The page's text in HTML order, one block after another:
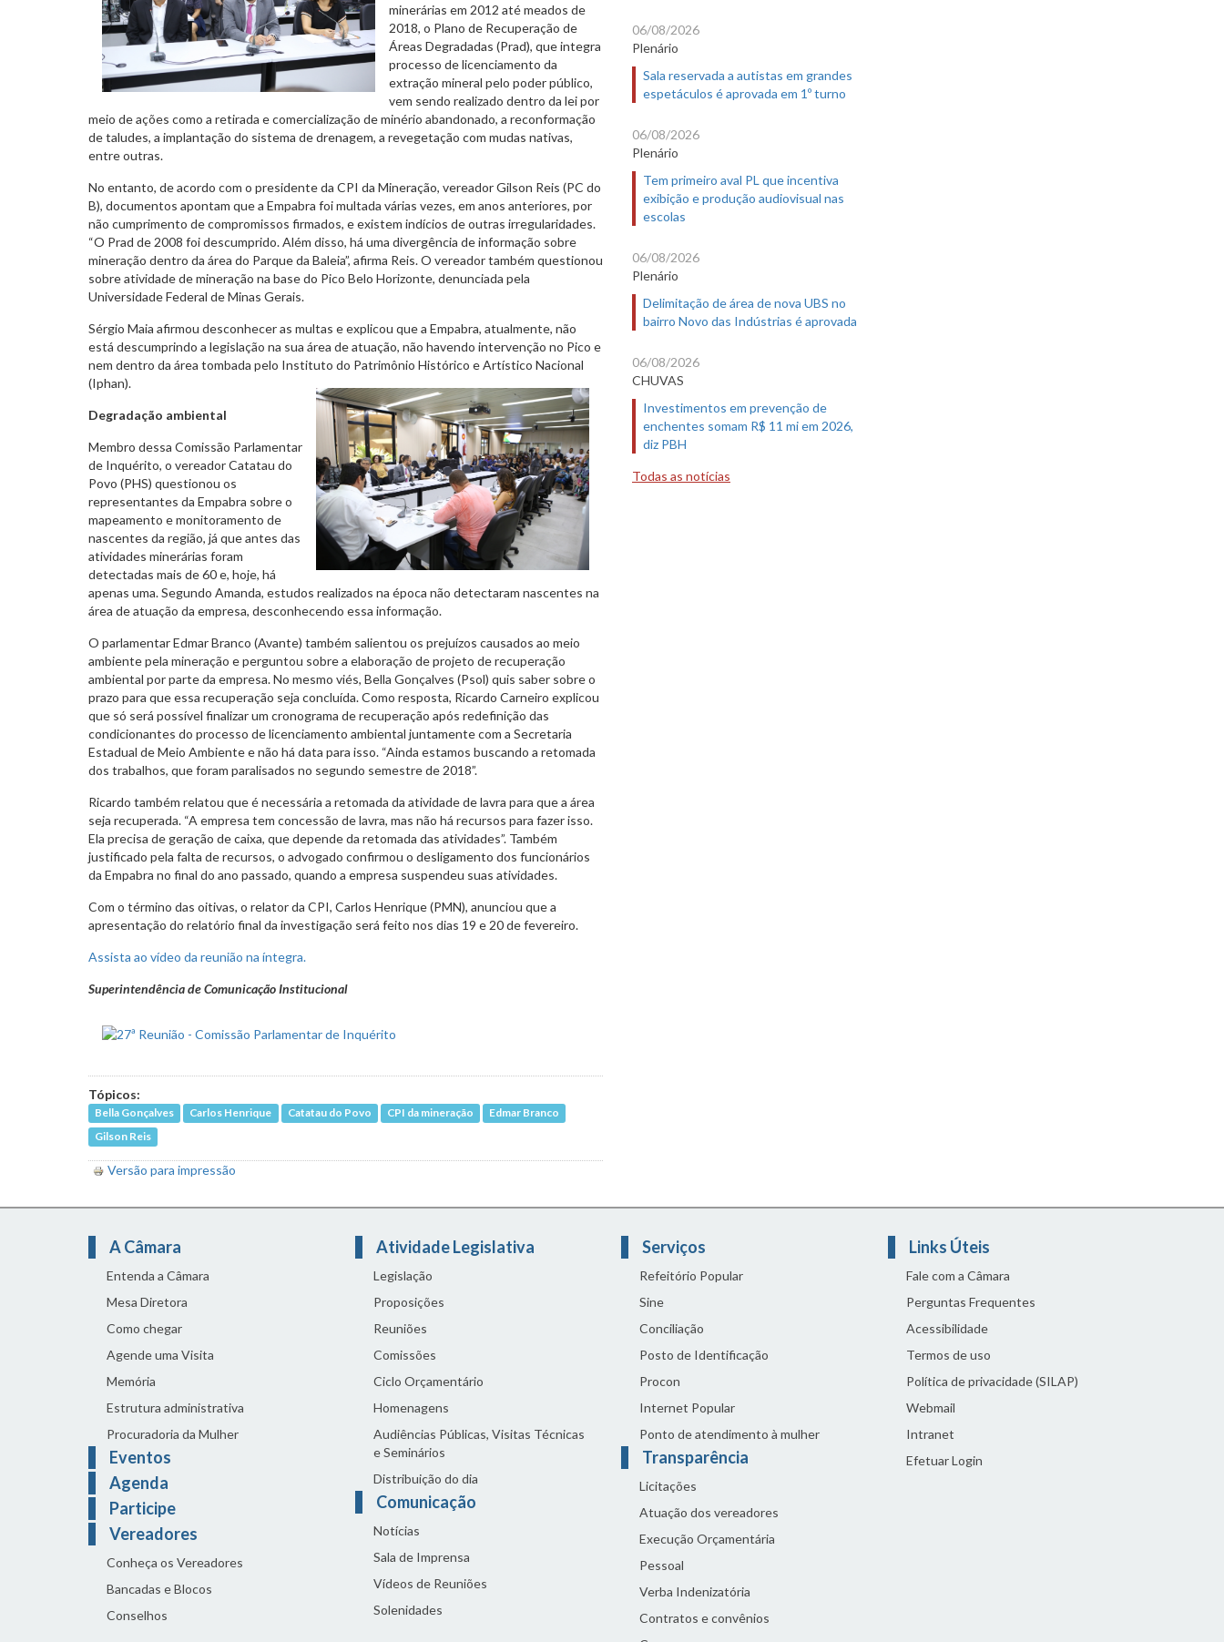
minerárias em 2012 até meados de
2018, o Plano de Recuperação de
Áreas Degradadas (Prad), que integra
processo de licenciamento da
extração mineral pelo poder público,
vem sendo realizado dentro da lei por
meio de ações como a retirada e comercialização de minério abandonado, a reconformação
de taludes, a implantação do sistema de drenagem, a revegetação com mudas nativas,
entre outras.
No entanto, de acordo com o presidente da CPI da Mineração, vereador Gilson Reis (PC do
B), documentos apontam que a Empabra foi multada várias vezes, em anos anteriores, por
não cumprimento de compromissos firmados, e existem indícios de outras irregularidades.
“O Prad de 2008 foi descumprido. Além disso, há uma divergência de informação sobre
mineração dentro da área do Parque da Baleia”, afirma Reis. O vereador também questionou
sobre atividade de mineração na base do Pico Belo Horizonte, denunciada pela
Universidade Federal de Minas Gerais.
Sérgio Maia afirmou desconhecer as multas e explicou que a Empabra, atualmente, não
está descumprindo a legislação na sua área de atuação, não havendo intervenção no Pico e
nem dentro da área tombada pelo Instituto do Patrimônio Histórico e Artístico Nacional
(Iphan).
Degradação ambiental
Membro dessa Comissão Parlamentar
de Inquérito, o vereador Catatau do
Povo (PHS) questionou os
representantes da Empabra sobre o
mapeamento e monitoramento de
nascentes da região, já que antes das
atividades minerárias foram
detectadas mais de 60 e, hoje, há
apenas uma. Segundo Amanda, estudos realizados na época não detectaram nascentes na
área de atuação da empresa, desconhecendo essa informação.
O parlamentar Edmar Branco (Avante) também salientou os prejuízos causados ao meio
ambiente pela mineração e perguntou sobre a elaboração de projeto de recuperação
ambiental por parte da empresa. No mesmo viés, Bella Gonçalves (Psol) quis saber sobre o
prazo para que essa recuperação seja concluída. Como resposta, Ricardo Carneiro explicou
que só será possível finalizar um cronograma de recuperação após redefinição das
condicionantes do processo de licenciamento ambiental juntamente com a Secretaria
Estadual de Meio Ambiente e não há data para isso. “Ainda estamos buscando a retomada
dos trabalhos, que foram paralisados no segundo semestre de 2018”.
Ricardo também relatou que é necessária a retomada da atividade de lavra para que a área
seja recuperada. “A empresa tem concessão de lavra, mas não há recursos para fazer isso.
Ela precisa de geração de caixa, que depende da retomada das atividades”. Também
justificado pela falta de recursos, o advogado confirmou o desligamento dos funcionários
da Empabra no final do ano passado, quando a empresa suspendeu suas atividades.
Com o término das oitivas, o relator da CPI, Carlos Henrique (PMN), anunciou que a
apresentação do relatório final da investigação será feito nos dias 19 e 20 de fevereiro.
Assista ao vídeo da reunião na íntegra.
Superintendência de Comunicação Institucional
Tópicos:
Bella Gonçalves Carlos Henrique Catatau do Povo CPI da mineração
Edmar Branco
Gilson Reis
Versão para impressão
06/08/2026
Plenário
Sala reservada a autistas em grandes
espetáculos é aprovada em 1º turno
06/08/2026
Plenário
Tem primeiro aval PL que incentiva
exibição e produção audiovisual nas
escolas
06/08/2026
Plenário
Delimitação de área de nova UBS no
bairro Novo das Indústrias é aprovada
06/08/2026
CHUVAS
Investimentos em prevenção de
enchentes somam R$ 11 mi em 2026,
diz PBH
Todas as notícias
A Câmara
Entenda a Câmara
Mesa Diretora
Como chegar
Agende uma Visita
Memória
Estrutura administrativa
Procuradoria da Mulher
Eventos
Agenda
Participe
Vereadores
Conheça os Vereadores
Bancadas e Blocos
Conselhos
Atividade Legislativa
Legislação
Proposições
Reuniões
Comissões
Ciclo Orçamentário
Homenagens
Audiências Públicas, Visitas Técnicas
e Seminários
Distribuição do dia
Comunicação
Notícias
Sala de Imprensa
Vídeos de Reuniões
Solenidades
Serviços
Refeitório Popular
Sine
Conciliação
Posto de Identificação
Procon
Internet Popular
Ponto de atendimento à mulher
Transparência
Licitações
Atuação dos vereadores
Execução Orçamentária
Pessoal
Verba Indenizatória
Contratos e convênios
Links Úteis
Fale com a Câmara
Perguntas Frequentes
Acessibilidade
Termos de uso
Política de privacidade (SILAP)
Webmail
Intranet
Efetuar Login